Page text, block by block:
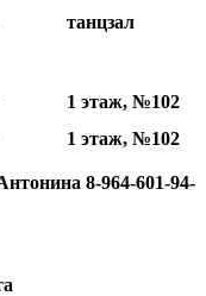
танцзал
1 этаж, №102
1 этаж, №102
8-964-601-94-